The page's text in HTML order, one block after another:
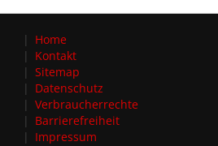
Home
Kontakt
Sitemap
Datenschutz
Verbraucherrechte
Barrierefreiheit
Impressum